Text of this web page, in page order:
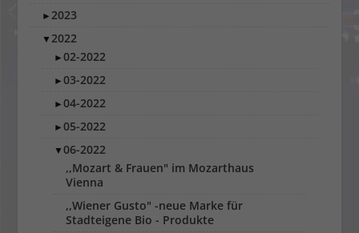
►2023
▼2022
►02-2022
►03-2022
►04-2022
►05-2022
▼06-2022
,,Mozart & Frauen" im Mozarthaus
Vienna
,,Wiener Gusto" -neue Marke für
Stadteigene Bio - Produkte